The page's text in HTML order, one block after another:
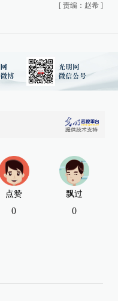
[ 责编：赵希 ]
点赞
0
飘过
0